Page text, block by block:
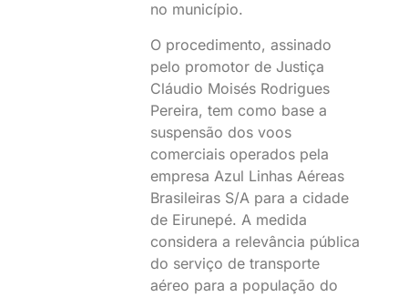
no município.
O procedimento, assinado
pelo promotor de Justiça
Cláudio Moisés Rodrigues
Pereira, tem como base a
suspensão dos voos
comerciais operados pela
empresa Azul Linhas Aéreas
Brasileiras S/A para a cidade
de Eirunepé. A medida
considera a relevância pública
do serviço de transporte
aéreo para a população do